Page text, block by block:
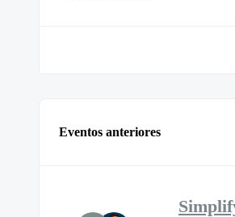
Eventos anteriores